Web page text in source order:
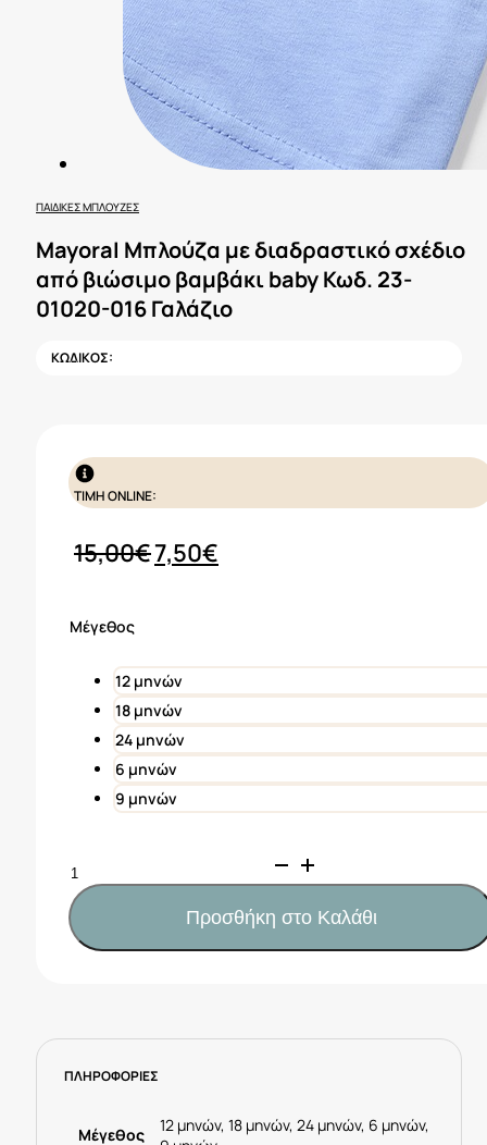
ΠΑΙΔΙΚΈΣ ΜΠΛΟΎΖΕΣ
Mayoral Μπλούζα με διαδραστικό σχέδιο
από βιώσιμο βαμβάκι baby Κωδ. 23-
01020-016 Γαλάζιο
ΚΩΔΙΚΟΣ:
ΤΙΜΗ ONLINE:
15,00€Original
7,50€
Μέγεθος
12 μηνών
18 μηνών
24 μηνών
6 μηνών
9 μηνών
Mayoral
Μπλούζα
με
διαδραστικό
σχέδιο
Κωδ.
01020-
Προσθήκη στο Καλάθι
ΠΛΗΡΟΦΟΡΙΕΣ
Μέγεθος
12 μηνών, 18 μηνών, 24 μηνών, 6 μηνών,